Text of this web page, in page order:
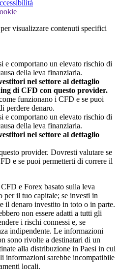
visualizzare contenuti specifici
e comportano un elevato rischio di
della leva finanziaria.
nel settore al dettaglio
di CFD con questo provider.
funzionano i CFD e se puoi
perdere denaro.
e comportano un elevato rischio di
della leva finanziaria.
nel settore al dettaglio
provider. Dovresti valutare se
e se puoi permetterti di correre il
e Forex basato sulla leva
per il tuo capitale; se investi in
il denaro investito in toto o in parte.
non essere adatti a tutti gli
i rischi connessi e, se
indipendente. Le informazioni
sono rivolte a destinatari di un
alla distribuzione in Paesi in cui
informazioni sarebbe incompatibile
locali.